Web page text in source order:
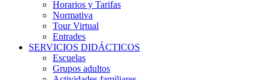
Horarios y Tarifas
Normativa
Tour Virtual
Entrades
SERVICIOS DIDÁCTICOS
Escuelas
Grupos adultos